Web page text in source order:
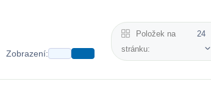
Zobrazení:
Položek na
stránku:
24